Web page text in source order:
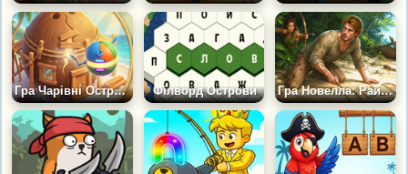
Гра Чарівні Острови: Пригоди Робота Філворд Острови Гра Новелла: Райське Місце